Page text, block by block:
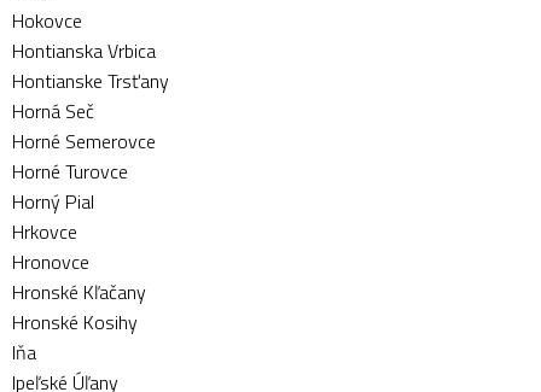
Hokovce
Hontianska Vrbica
Hontianske Trsťany
Horná Seč
Horné Semerovce
Horné Turovce
Horný Pial
Hrkovce
Hronovce
Hronské Kľačany
Hronské Kosihy
Iňa
Ipeľské Úľany